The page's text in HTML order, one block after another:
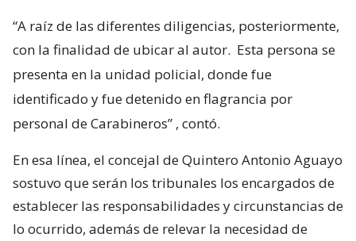
“A raíz de las diferentes diligencias, posteriormente,
con la finalidad de ubicar al autor. Esta persona se
presenta en la unidad policial, donde fue
identificado y fue detenido en flagrancia por
personal de Carabineros” , contó.
En esa línea, el concejal de Quintero Antonio Aguayo
sostuvo que serán los tribunales los encargados de
establecer las responsabilidades y circunstancias de
lo ocurrido, además de relevar la necesidad de